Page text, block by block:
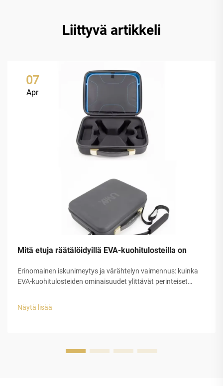
Liittyvä artikkeli
07
Apr
Mitä etuja räätälöidyillä EVA-kuohitulosteilla on
Erinomainen iskunimeytys ja värähtelyn vaimennus: kuinka
EVA-kuohitulosteiden ominaisuudet ylittävät perinteiset
suojaa iskuilta, koska ne muuntavat energian...
Näytä lisää